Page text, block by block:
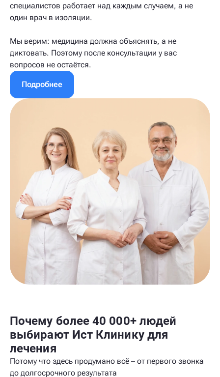
специалистов работает над каждым случаем, а не
один врач в изоляции.
Мы верим: медицина должна объяснять, а не
диктовать. Поэтому после консультации у вас
вопросов не остаётся.
Подробнее
Почему более 40 000+ людей
выбирают Ист Клинику для
лечения
Потому что здесь продумано всё – от первого звонка
до долгосрочного результата